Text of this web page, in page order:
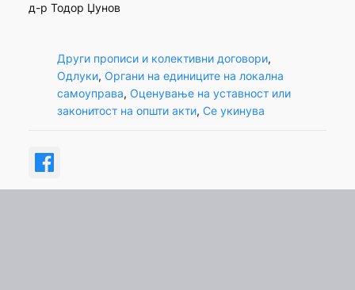
д-р Тодор Џунов
Други прописи и колективни договори
Одлуки, Органи на единиците на локална
самоуправа, Оценување на уставност или
законитост на општи акти, Се укинува